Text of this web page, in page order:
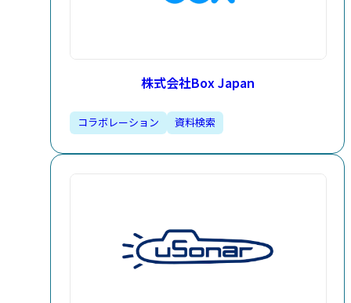
株式会社Box Japan
コラボレーション 資料検索​